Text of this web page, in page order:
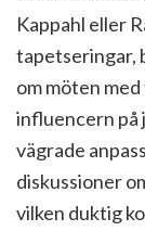
Kappahl eller
tapetseringar,
om möten
influencern på
vägrade
diskussioner
vilken duktig